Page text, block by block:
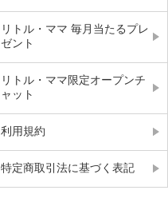
リトル・ママ 毎月当たるプレ
ゼント
リトル・ママ限定オープンチ
ャット
利用規約
特定商取引法に基づく表記